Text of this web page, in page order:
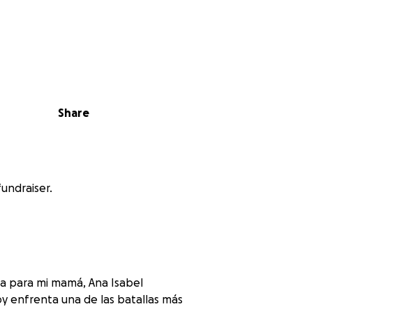
Share
para mi mamá, Ana Isabel
enfrenta una de las batallas más